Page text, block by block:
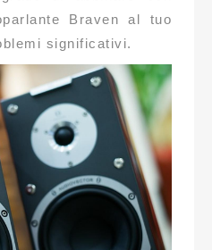
Braven al tuo
significativi.